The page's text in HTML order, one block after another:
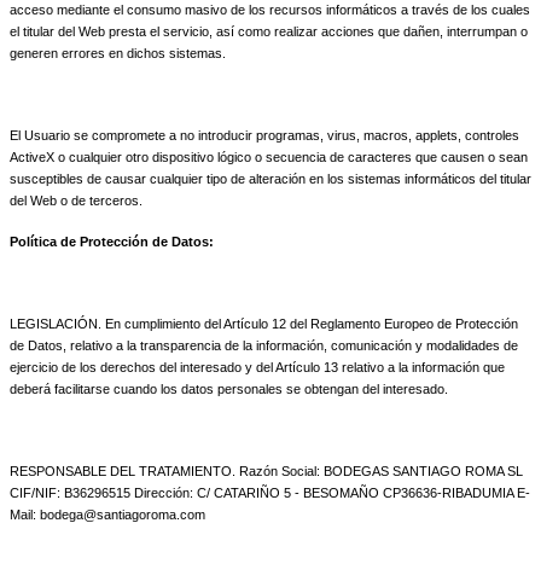
acceso mediante el consumo masivo de los recursos informáticos a través de los cuales
el titular del Web presta el servicio, así como realizar acciones que dañen, interrumpan o
generen errores en dichos sistemas.
El Usuario se compromete a no introducir programas, virus, macros, applets, controles
ActiveX o cualquier otro dispositivo lógico o secuencia de caracteres que causen o sean
susceptibles de causar cualquier tipo de alteración en los sistemas informáticos del titular
del Web o de terceros.
Política de Protección de Datos:
LEGISLACIÓN. En cumplimiento del Artículo 12 del Reglamento Europeo de Protección
de Datos, relativo a la transparencia de la información, comunicación y modalidades de
ejercicio de los derechos del interesado y del Artículo 13 relativo a la información que
deberá facilitarse cuando los datos personales se obtengan del interesado.
RESPONSABLE DEL TRATAMIENTO. Razón Social: BODEGAS SANTIAGO ROMA SL
CIF/NIF: B36296515 Dirección: C/ CATARIÑO 5 - BESOMAÑO CP36636-RIBADUMIA E-
Mail: bodega@santiagoroma.com